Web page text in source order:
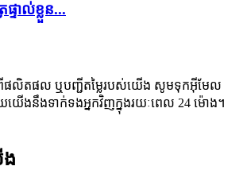
ទាល់ខ្លួន...
ផលិតផល ឬបញ្ជីតម្លៃរបស់យើង សូមទុកអ៊ីមែល
ើងនឹងទាក់ទងអ្នកវិញក្នុងរយៈពេល 24 ម៉ោង។
ង